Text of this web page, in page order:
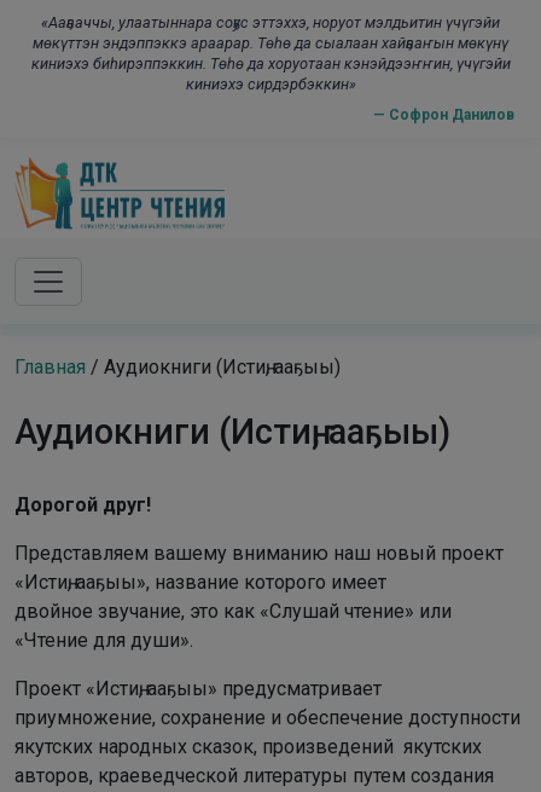
«Ааҕааччы, улаатыннара соҕус эттэххэ, норуот мэлдьитин үчүгэйи
мөкүттэн эндэппэккэ араарар. Төһө да сыалаан хайҕааҥын мөкүнү
киниэхэ биһирэппэккин. Төһө да хоруотаан кэнэйдээҥҥин, үчүгэйи
киниэхэ сирдэрбэккин»
— Софрон Данилов
Skip to main content
Главная / Аудиокниги (Истиҥ, ааҕыы)
Аудиокниги (Истиҥ, ааҕыы)
Дорогой друг!
Представляем вашему вниманию наш новый проект
«Истиҥ, ааҕыы», название которого имеет
двойное звучание, это как «Слушай чтение» или
«Чтение для души».
Проект «Истиҥ, ааҕыы» предусматривает
приумножение, сохранение и обеспечение доступности
якутских народных сказок, произведений якутских
авторов, краеведческой литературы путем создания